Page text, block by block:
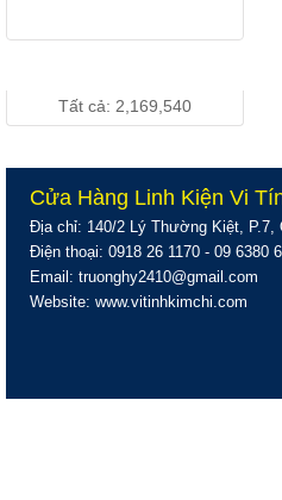
DELL Vuông Box
)
Tất cả: 2,169,540
Cửa Hàng Linh Kiện Vi
Địa chỉ: 140/2 Lý Thường Kiệt, P.7,
Điện thoại: 0918 26 1170 - 09 6380
Email: truonghy2410@gmail.com
Website: www.vitinhkimchi.com